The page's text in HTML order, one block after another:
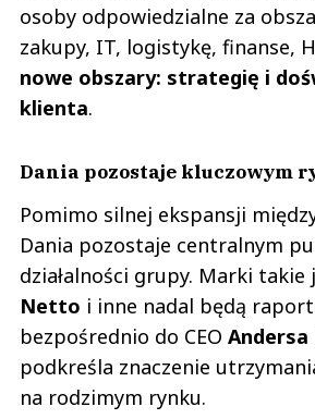
osoby odpowiedzialne za
zakupy, IT, logistykę, finanse,
nowe obszary: strategię i
klienta.
Dania pozostaje kluczowym
Pomimo silnej ekspansji
Dania pozostaje centralnym
działalności grupy. Marki takie
Netto i inne nadal będą
bezpośrednio do CEO Andersa
podkreśla znaczenie
na rodzimym rynku.